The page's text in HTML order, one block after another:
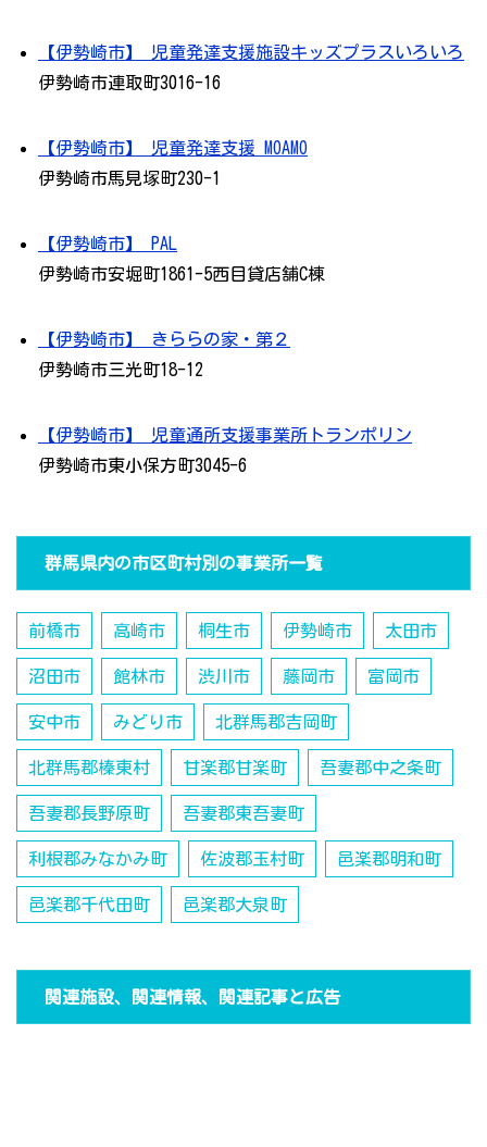
【伊勢崎市】 児童発達支援施設キッズプラスいろいろ
伊勢崎市連取町3016-16
【伊勢崎市】 児童発達支援 MOAMO
伊勢崎市馬見塚町230-1
【伊勢崎市】 PAL
伊勢崎市安堀町1861-5西目貸店舗C棟
【伊勢崎市】 きららの家・第２
伊勢崎市三光町18-12
【伊勢崎市】 児童通所支援事業所トランポリン
伊勢崎市東小保方町3045-6
群馬県内の市区町村別の事業所一覧
前橋市 高崎市 桐生市 伊勢崎市 太田市
沼田市 館林市 渋川市 藤岡市 富岡市
安中市 みどり市 北群馬郡吉岡町
北群馬郡榛東村 甘楽郡甘楽町 吾妻郡中之条町
吾妻郡長野原町 吾妻郡東吾妻町
利根郡みなかみ町 佐波郡玉村町 邑楽郡明和町
邑楽郡千代田町 邑楽郡大泉町
関連施設、関連情報、関連記事と広告